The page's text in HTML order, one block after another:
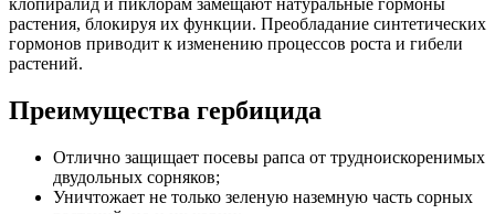
клопиралид и пиклорам замещают натуральные гормоны
растения, блокируя их функции. Преобладание синтетических
гормонов приводит к изменению процессов роста и гибели
растений.
Преимущества гербицида
Отлично защищает посевы рапса от трудноискоренимых
двудольных сорняков;
Уничтожает не только зеленую наземную часть сорных